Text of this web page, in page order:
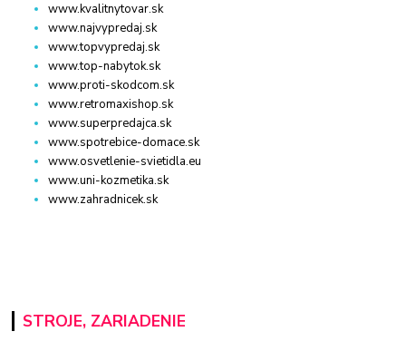
www.kvalitnytovar.sk
www.najvypredaj.sk
www.topvypredaj.sk
www.top-nabytok.sk
www.proti-skodcom.sk
www.retromaxishop.sk
www.superpredajca.sk
www.spotrebice-domace.sk
www.osvetlenie-svietidla.eu
www.uni-kozmetika.sk
www.zahradnicek.sk
STROJE, ZARIADENIE